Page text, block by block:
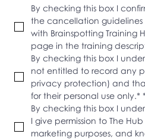
By checking this box I
the cancellation guidelines
with Brainspotting Training
page in the training
By checking this box I
not entitled to record any
privacy protection) and
for their personal use only.* *
By checking this box I
I give permission to The
marketing purposes, and